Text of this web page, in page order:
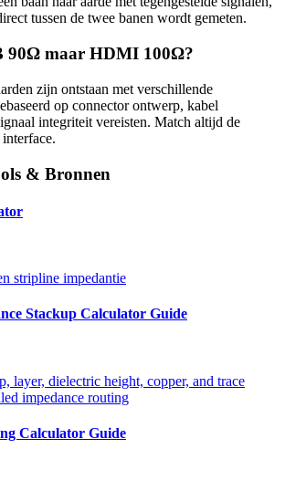
tussen de twee banen wordt gemeten.
90Ω maar HDMI 100Ω?
zijn ontstaan met verschillende
op connector ontwerp, kabel
integriteit vereisten. Match altijd de
& Bronnen
stripline impedantie
Stackup Calculator Guide
layer, dielectric height, copper, and trace
impedance routing
Calculator Guide